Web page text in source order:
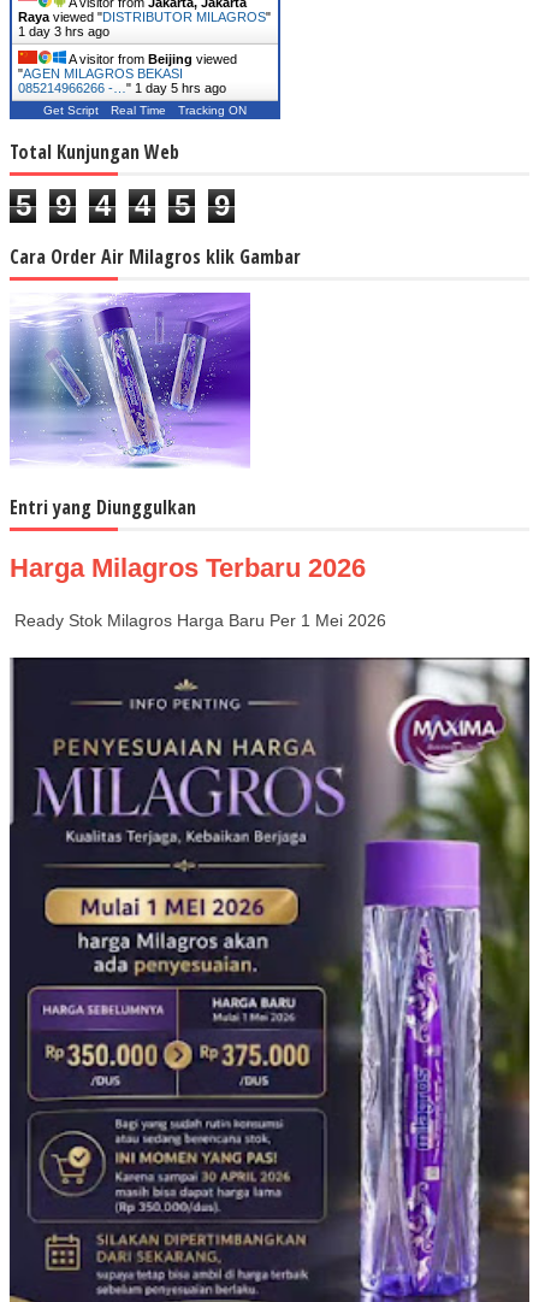
Raya viewed "DISTRIBUTOR MILAGROS"
1 day 3 hrs ago
A visitor from Beijing viewed
"AGEN MILAGROS BEKASI
085214966266 -… " 1 day 5 hrs ago
Get Script Real Time Tracking ON
Total Kunjungan Web
5 9 4 4 5 9
Cara Order Air Milagros klik Gambar
Entri yang Diunggulkan
Harga Milagros Terbaru 2026
Ready Stok Milagros Harga Baru Per 1 Mei 2026